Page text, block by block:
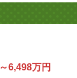
6,498万円